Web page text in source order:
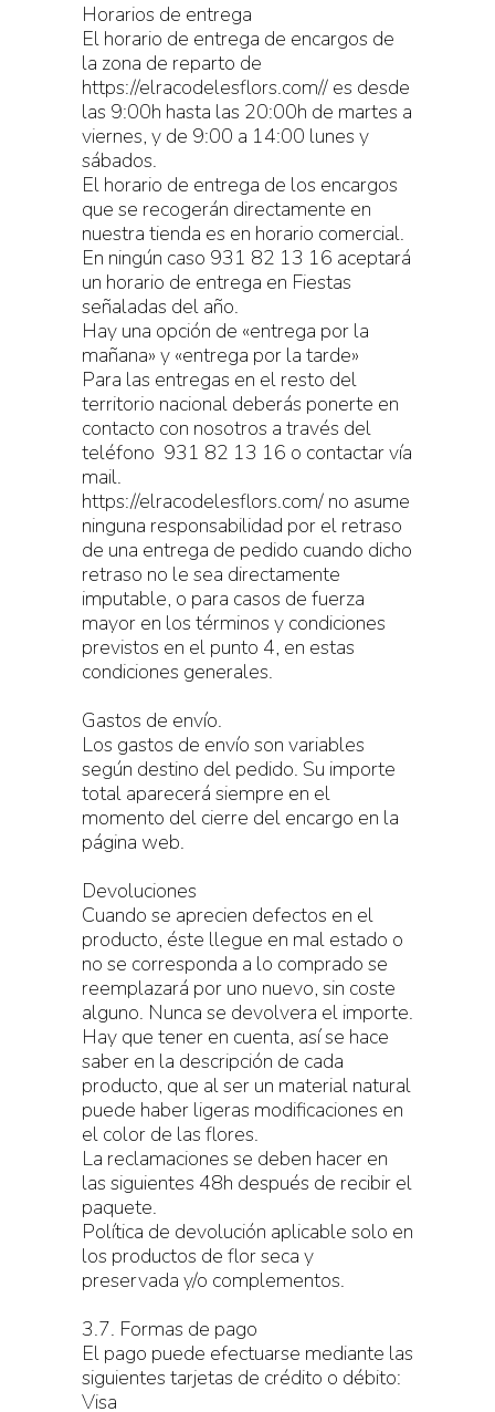
Horarios de entrega
El horario de entrega de encargos de
la zona de reparto de
https://elracodelesflors.com// es desde
las 9:00h hasta las 20:00h de martes a
viernes, y de 9:00 a 14:00 lunes y
sábados.
El horario de entrega de los encargos
que se recogerán directamente en
nuestra tienda es en horario comercial.
En ningún caso 931 82 13 16 aceptará
un horario de entrega en Fiestas
señaladas del año.
Hay una opción de «entrega por la
mañana» y «entrega por la tarde»
Para las entregas en el resto del
territorio nacional deberás ponerte en
contacto con nosotros a través del
teléfono 931 82 13 16 o contactar vía
mail.
https://elracodelesflors.com/ no asume
ninguna responsabilidad por el retraso
de una entrega de pedido cuando dicho
retraso no le sea directamente
imputable, o para casos de fuerza
mayor en los términos y condiciones
previstos en el punto 4, en estas
condiciones generales.
Gastos de envío.
Los gastos de envío son variables
según destino del pedido. Su importe
total aparecerá siempre en el
momento del cierre del encargo en la
página web.
Devoluciones
Cuando se aprecien defectos en el
producto, éste llegue en mal estado o
no se corresponda a lo comprado se
reemplazará por uno nuevo, sin coste
alguno. Nunca se devolvera el importe.
Hay que tener en cuenta, así se hace
saber en la descripción de cada
producto, que al ser un material natural
puede haber ligeras modificaciones en
el color de las flores.
La reclamaciones se deben hacer en
las siguientes 48h después de recibir el
paquete.
Política de devolución aplicable solo en
los productos de flor seca y
preservada y/o complementos.
3.7. Formas de pago
El pago puede efectuarse mediante las
siguientes tarjetas de crédito o débito:
Visa